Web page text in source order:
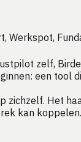
Werkspot,
zelf,
een tool
zichzelf. Het
kan